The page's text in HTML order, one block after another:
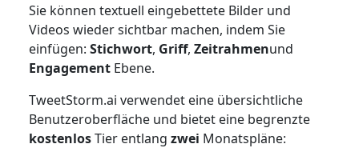
Sie können textuell eingebettete Bilder und
Videos wieder sichtbar machen, indem Sie
einfügen: Stichwort, Griff, Zeitrahmenund
Engagement Ebene.
TweetStorm.ai verwendet eine übersichtliche
Benutzeroberfläche und bietet eine begrenzte
kostenlosTier entlang zwei Monatspläne: